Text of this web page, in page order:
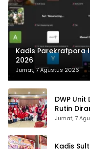
Kadis Parekrafpora
2026
Jumat, 7 Agustus 2026
DWP
Rutin
Stres
Jumat, 7
Kadis